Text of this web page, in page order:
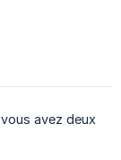
avez deux